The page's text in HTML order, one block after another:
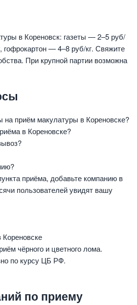
в Кореновск: газеты — 2–5 руб/
гофрокартон — 4–8 руб/кг. Свяжите
При крупной партии возможна
на приём макулатуры в Кореновске?
в Кореновске?
приёма, добавьте компанию в
пользователей увидят вашу
чёрного и цветного лома.
по курсу ЦБ РФ.
по приему